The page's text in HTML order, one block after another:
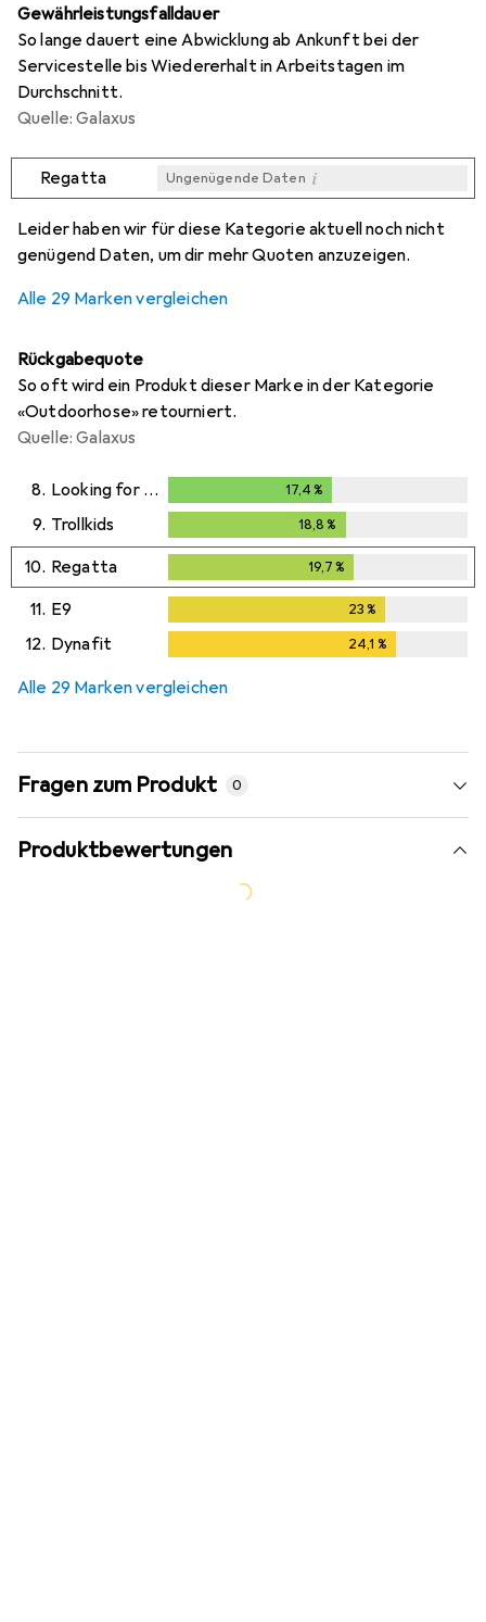
Gewährleistungsfalldauer
So lange dauert eine Abwicklung ab Ankunft bei der
Servicestelle bis Wiedererhalt in Arbeitstagen im
Durchschnitt.
Quelle: Galaxus
Regatta Ungenügende Daten i
Leider haben wir für diese Kategorie aktuell noch nicht
genügend Daten, um dir mehr Quoten anzuzeigen.
Alle 29 Marken vergleichen
Rückgabequote
So oft wird ein Produkt dieser Marke in der Kategorie
«Outdoorhose» retourniert.
Quelle: Galaxus
8. Looking for Wild 17,4 %
9. Trollkids 18,8 %
10. Regatta 19,7 %
11. E9 23%
12. Dynafit 24,1 %
Alle 29 Marken vergleichen
Fragen zum Produkt 0
Produktbewertungen